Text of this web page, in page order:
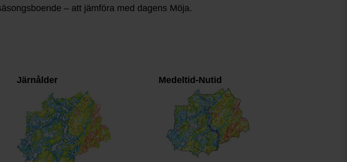
– att jämföra med dagens Möja.
Järnålder Medeltid-Nutid